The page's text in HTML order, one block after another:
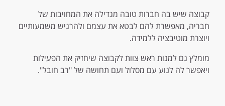
קבוצה שיש בה חברות טובה מגדילה את המחויבות של
חבריה, מאפשרת להם לבטא את עצמם ולהרגיש משמעותיים
ויוצרת מוטיבציה ללמידה.
מומלץ גם למנות ראש צוות לקבוצה שיחזיק את הפעילות
ויאפשר לה לנוע עם מסלול ועם תחושה של "רב חובל".